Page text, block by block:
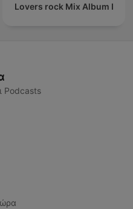
Lovers rock Mix Album I
Podcasts